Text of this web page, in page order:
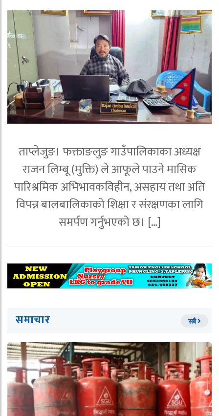
ताप्लेजुङ। फक्ताङलुङ गाउँपालिकाका अध्यक्ष
राजन लिम्बू (मुक्ति) ले आफूले पाउने मासिक
पारिश्रमिक अभिभावकविहीन, असहाय तथा अति
विपन्न बालबालिकाको शिक्षा र संरक्षणका लागि
समर्पण गर्नुभएको छ। […]
समाचार सबै